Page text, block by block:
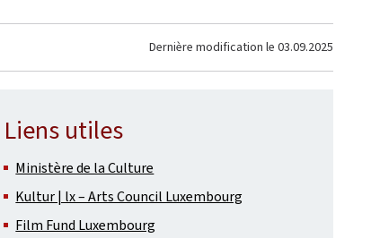
Dernière modification le 03.09.2025
Liens utiles
Ministère de la Culture
Kultur | lx – Arts Council Luxembourg
Film Fund Luxembourg